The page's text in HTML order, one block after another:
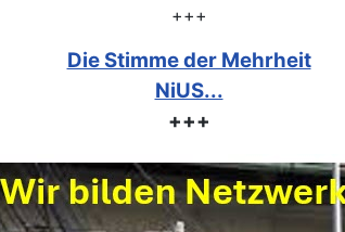
+++
Die Stimme der Mehrheit
NiUS...
+++